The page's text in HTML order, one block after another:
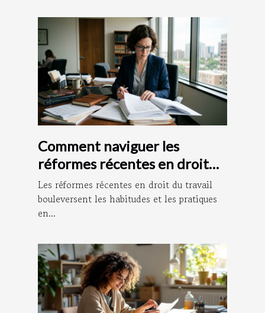
Comment naviguer les
réformes récentes en droit
du travail ?
Les réformes récentes en droit du travail
bouleversent les habitudes et les pratiques
en...